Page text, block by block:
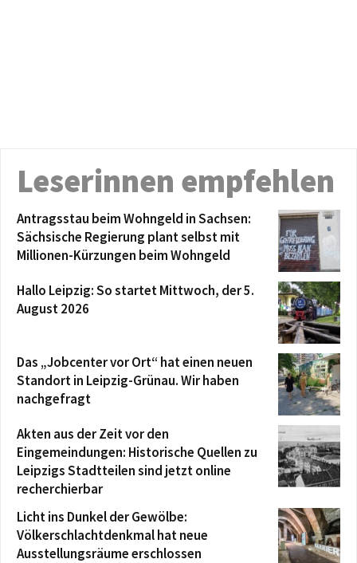
Leserinnen empfehlen
Antragsstau beim Wohngeld in Sachsen:
Sächsische Regierung plant selbst mit
Millionen-Kürzungen beim Wohngeld
Hallo Leipzig: So startet Mittwoch, der 5.
August 2026
Das „Jobcenter vor Ort“ hat einen neuen
Standort in Leipzig-Grünau. Wir haben
nachgefragt
Akten aus der Zeit vor den
Eingemeindungen: Historische Quellen zu
Leipzigs Stadtteilen sind jetzt online
recherchierbar
Licht ins Dunkel der Gewölbe:
Völkerschlachtdenkmal hat neue
Ausstellungsräume erschlossen